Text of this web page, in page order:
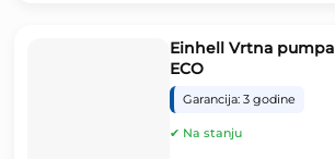
Einhell Vrtna pumpa
ECO
Garancija: 3 godine
✔ Na stanju